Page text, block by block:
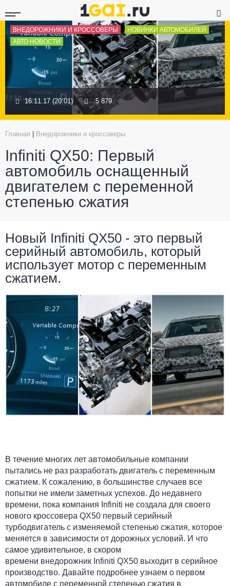
ВНЕДОРОЖНИКИ И КРОССОВЕРЫ
НОВИНКИ АВТОМОБИЛЕЙ
АВТО НОВОСТИ
16.11.17 (20:01) 5 879
Главная Внедорожники и кроссоверы
Infiniti QX50: Первый
автомобиль оснащенный
двигателем с переменной
степенью сжатия
Новый Infiniti QX50 - это первый
серийный автомобиль, который
использует мотор с переменным
сжатием.
В течение многих лет автомобильные компании
пытались не раз разработать двигатель с переменным
сжатием. К сожалению, в большинстве случаев все
попытки не имели заметных успехов. До недавнего
времени, пока компания Infiniti не создала для своего
нового кроссовера QX50 первый серийный
турбодвигатель с изменяемой степенью сжатия, которое
меняется в зависимости от дорожных условий. И что
самое удивительное, в скором
времени внедорожник Infiniti QX50 выходит в серийное
производство. Давайте подробнее узнаем о первом
автомобиле с переменной степенью сжатия в